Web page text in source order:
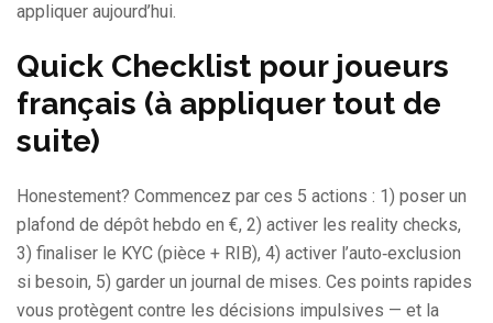
appliquer aujourd’hui.
Quick Checklist pour joueurs
français (à appliquer tout de
suite)
Honestement? Commencez par ces 5 actions : 1) poser un
plafond de dépôt hebdo en €, 2) activer les reality checks,
3) finaliser le KYC (pièce + RIB), 4) activer l’auto‑exclusion
si besoin, 5) garder un journal de mises. Ces points rapides
vous protègent contre les décisions impulsives — et la